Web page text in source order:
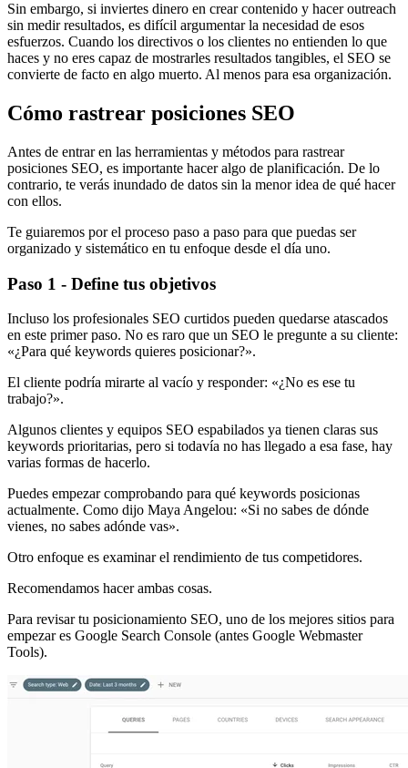
Sin embargo, si inviertes dinero en crear contenido y hacer outreach
sin medir resultados, es difícil argumentar la necesidad de esos
esfuerzos. Cuando los directivos o los clientes no entienden lo que
haces y no eres capaz de mostrarles resultados tangibles, el SEO se
convierte de facto en algo muerto. Al menos para esa organización.
Cómo rastrear posiciones SEO
Antes de entrar en las herramientas y métodos para rastrear
posiciones SEO, es importante hacer algo de planificación. De lo
contrario, te verás inundado de datos sin la menor idea de qué hacer
con ellos.
Te guiaremos por el proceso paso a paso para que puedas ser
organizado y sistemático en tu enfoque desde el día uno.
Paso 1 - Define tus objetivos
Incluso los profesionales SEO curtidos pueden quedarse atascados
en este primer paso. No es raro que un SEO le pregunte a su cliente:
«¿Para qué keywords quieres posicionar?».
El cliente podría mirarte al vacío y responder: «¿No es ese tu
trabajo?».
Algunos clientes y equipos SEO espabilados ya tienen claras sus
keywords prioritarias, pero si todavía no has llegado a esa fase, hay
varias formas de hacerlo.
Puedes empezar comprobando para qué keywords posicionas
actualmente. Como dijo Maya Angelou: «Si no sabes de dónde
vienes, no sabes adónde vas».
Otro enfoque es examinar el rendimiento de tus competidores.
Recomendamos hacer ambas cosas.
Para revisar tu posicionamiento SEO, uno de los mejores sitios para
empezar es Google Search Console (antes Google Webmaster
Tools).